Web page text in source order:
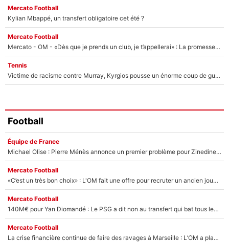
Mercato Football
Kylian Mbappé, un transfert obligatoire cet été ?
Mercato Football
Mercato - OM - «Dès que je prends un club, je t’appellerai» : La promesse de Marcelino au moment de claquer la porte
Tennis
Victime de racisme contre Murray, Kyrgios pousse un énorme coup de gueule !
Football
Équipe de France
Michael Olise : Pierre Ménès annonce un premier problème pour Zinedine Zidane en équipe de France
Mercato Football
«C’est un très bon choix» : L'OM fait une offre pour recruter un ancien joueur du PSG... et c'est validé dans l'After Foot !
Mercato Football
140M€ pour Yan Diomandé : Le PSG a dit non au transfert qui bat tous les records sur le mercato
Mercato Football
La crise financière continue de faire des ravages à Marseille : L’OM a placé 12 joueurs sur le marché des transferts… et ça pourrait lui rapporter près de 100M€ !